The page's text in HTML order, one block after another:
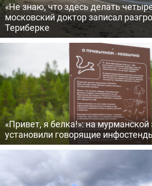
«Не знаю, что здесь делать
московский доктор записал
Териберке
«Привет, я белка!»: на мурманской
установили говорящие